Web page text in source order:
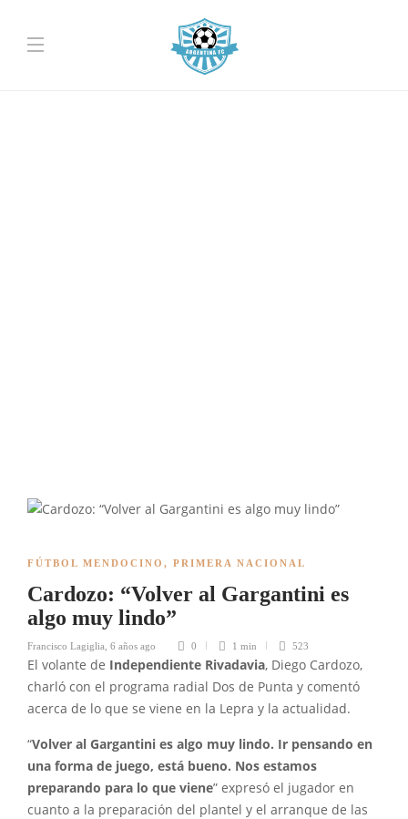
FÚTBOL MENDOCINO , PRIMERA NACIONAL
Cardozo: “Volver al Gargantini es
algo muy lindo”
Francisco Lagiglia 6 años ago 0 1 min 523
El volante de Independiente Rivadavia, Diego Cardozo,
charló con el programa radial Dos de Punta y comentó
acerca de lo que se viene en la Lepra y la actualidad.
“Volver al Gargantini es algo muy lindo. Ir pensando en
una forma de juego, está bueno. Nos estamos
preparando para lo que viene” expresó el jugador en
cuanto a la preparación del plantel y el arranque de las